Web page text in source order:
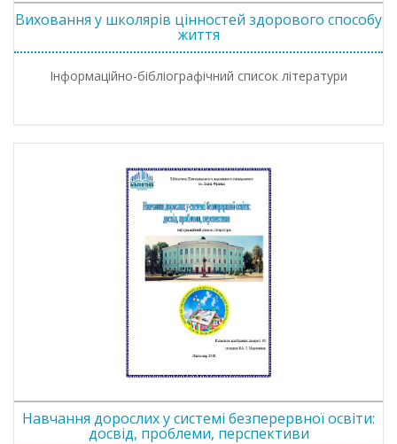
Виховання у школярів цінностей здорового способу
життя
Інформаційно-бібліографічний список літератури
Навчання дорослих у системі безперервної освіти:
досвід, проблеми, перспективи